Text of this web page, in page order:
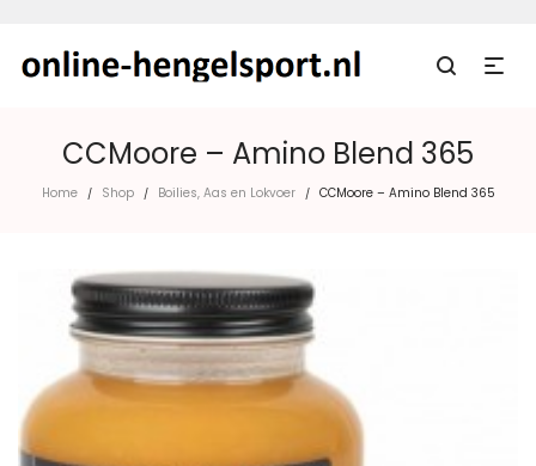
CCMoore – Amino Blend 365
Home / Shop / Boilies, Aas en Lokvoer / CCMoore – Amino Blend 365